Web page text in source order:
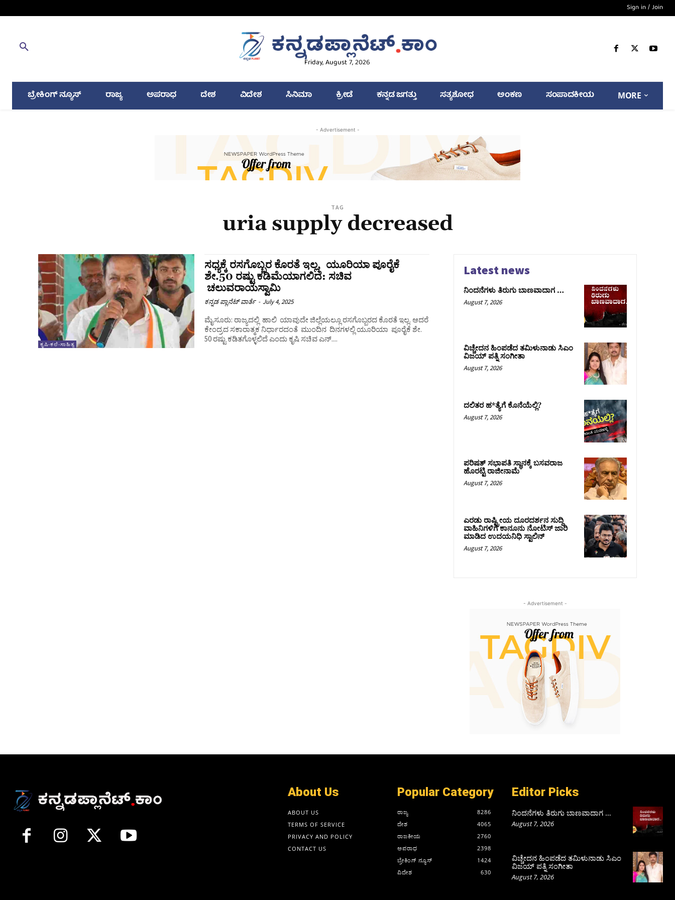
Sign in / Join
Friday, August 7, 2026
ಬ್ರೇಕಿಂಗ್ ನ್ಯೂಸ್ ರಾಜ್ಯ ಅಪರಾಧ ದೇಶ ವಿದೇಶ ಸಿನಿಮಾ ಕ್ರೀಡೆ ಕನ್ನಡ ಜಗತ್ತು ಸತ್ಯಶೋಧ ಅಂಕಣ ಸಂಪಾದಕೀಯ MORE
- Advertisement -
TAG
uria supply decreased
ಕೃಷಿ-ಕಲೆ-ಸಾಹಿತ್ಯ
ಸಧ್ಯಕ್ಕೆ ರಸಗೊಬ್ಬರ ಕೊರತೆ ಇಲ್ಲ, ಯೂರಿಯಾ ಪೂರೈಕೆ
ಶೇ.50 ರಷ್ಟು ಕಡಿಮೆಯಾಗಲಿದೆ: ಸಚಿವ
ಚಲುವರಾಯಸ್ವಾಮಿ
ಕನ್ನಡ ಪ್ಲಾನೆಟ್ ವಾರ್ತೆ - July 4, 2025
ಮೈಸೂರು: ರಾಜ್ಯದಲ್ಲಿ ಹಾಲಿ ಯಾವುದೇ ಜಿಲ್ಲೆಯಲ್ಲೂ ರಸಗೊಬ್ಬರದ ಕೊರತೆ ಇಲ್ಲ. ಆದರೆ
ಕೇಂದ್ರದ ಸಕಾರಾತ್ಮಕ ನಿರ್ಧಾರದಂತೆ ಮುಂದಿನ ದಿನಗಳಲ್ಲಿ ಯೂರಿಯಾ ಪೂರೈಕೆ ಶೇ.
50 ರಷ್ಟು ಕಡಿತಗೊಳ್ಳಲಿದೆ ಎಂದು ಕೃಷಿ ಸಚಿವ ಎನ್....
Latest news
ನಿಂದನೆಗಳು ತಿರುಗು ಬಾಣವಾದಾಗ …
August 7, 2026
ವಿಚ್ಚೇದನ ಹಿಂಪಡೆದ ತಮಿಳುನಾಡು ಸಿಎಂ
ವಿಜಯ್‌ ಪತ್ನಿ ಸಂಗೀತಾ
August 7, 2026
ದಲಿತರ ಹ*ತ್ಯೆಗೆ ಕೊನೆಯೆಲ್ಲಿ?
August 7, 2026
ಪರಿಷತ್‌ ಸಭಾಪತಿ ಸ್ಥಾನಕ್ಕೆ ಬಸವರಾಜ
ಹೊರಟ್ಟಿ ರಾಜೀನಾಮೆ
August 7, 2026
ಎರಡು ರಾಷ್ಟ್ರೀಯ ದೂರದರ್ಶನ ಸುದ್ದಿ
ವಾಹಿನಿಗಳಿಗೆ ಕಾನೂನು ನೋಟಿಸ್ ಜಾರಿ
ಮಾಡಿದ ಉದಯನಿಧಿ ಸ್ಟಾಲಿನ್
August 7, 2026
- Advertisement -
About Us
ABOUT US
TERMS OF SERVICE
PRIVACY AND POLICY
CONTACT US
Popular Category
ರಾಜ್ಯ
8286
ದೇಶ
4065
ರಾಜಕೀಯ
2760
ಅಪರಾಧ
2398
ಬ್ರೇಕಿಂಗ್ ನ್ಯೂಸ್
1424
ವಿದೇಶ
630
Editor Picks
ನಿಂದನೆಗಳು ತಿರುಗು ಬಾಣವಾದಾಗ …
August 7, 2026
ವಿಚ್ಚೇದನ ಹಿಂಪಡೆದ ತಮಿಳುನಾಡು ಸಿಎಂ
ವಿಜಯ್‌ ಪತ್ನಿ ಸಂಗೀತಾ
August 7, 2026